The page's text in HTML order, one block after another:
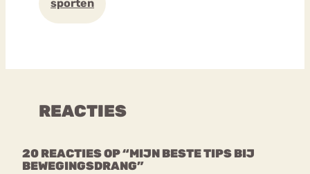
sporten
REACTIES
20 REACTIES OP “MIJN BESTE TIPS BIJ
BEWEGINGSDRANG”